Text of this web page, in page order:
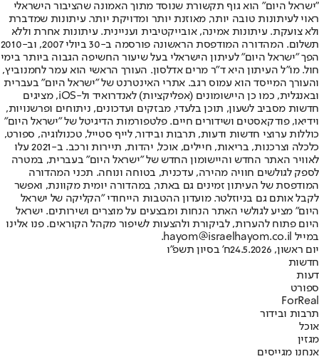
"ישראל היום" הוא גוף תקשורת שנוסד מתוך האמונה שהציבור הישראלי
ראוי לעיתונות טובה יותר, מאוזנת יותר ומדויקת יותר. עיתונות שמדברת
ולא צועקת. עיתונות אמינה, אובייקטיבית ועניינית. עיתונות אחרת וללא
תשלום. המהדורה המודפסת הראשונה פורסמה ב-30 ביולי 2007, וב-2010
הפך "ישראל היום" לעיתון הישראלי בעל שיעור החשיפה הגבוה ביותר בימי
חול. מו"ל העיתון היא ד"ר מרים אדלסון. העורך הראשי הוא עמר לחמנוביץ,
והעורך המייסד הוא עמוס רגב. אתרי האינטרנט של "ישראל היום" בעברית
ובאנגלית, כמו כן היישומונים (אפליקציות) לאנדרואיד ול-iOS, מציגים
חדשות מסביב לשעון, תוכן בלעדי, מבזקים ועדכונים, ניתוחים ופרשנויות,
וידיאו, פודקאסטים ושידורים חיים. פלטפורמות הדיגיטל של "ישראל היום"
כוללות ערוצי חדשות ודעות, תרבות ובידור, לייף סטייל, טכנולוגיה, ספורט,
כלכלה וצרכנות, בריאות, חיילים, אוכל, יהדות, תיירות ורכב. ב-2021 עלו
לאוויר האתר החדש והיישומון החדש של "ישראל היום" בעברית, במטרה
לספק לגולשים חוויה מהירה, עדכנית, בטוחה ונוחה. תכני המהדורה
המודפסת של העיתון זמינים גם באתר, במהדורה יומית מקוונת, ואפשר
לקבל אותם גם בניוזלטר. מועדון ההטבות הייחודי "הקליקה של ישראל
היום" מציע לגולשי האתר הנחות ומבצעים על מוצרים ושירותים. ישראל
היום פתוח להערות, לביקורת ולהצעות לשיפור מקהל הקוראים. פנו אלינו
במייל hayom@israelhayom.co.il.
יום ראשון, 24.5.2026
ח' בסיון תשפ"ו
חדשות
דעות
ספורט
ForReal
תרבות ובידור
אוכל
מגזין
אנחנו מגייסים